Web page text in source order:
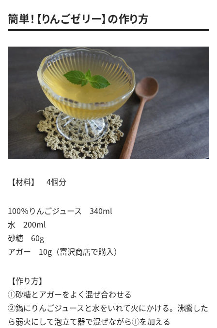
簡単！【りんごゼリー】の作り方
【材料】 4個分
100％りんごジュース 340ml
水 200ml
砂糖 60g
アガー 10g（富沢商店で購入）
【作り方】
①砂糖とアガーをよく混ぜ合わせる
②鍋にりんごジュースと水をいれて火にかける。沸騰した
ら弱火にして泡立て器で混ぜながら①を加える